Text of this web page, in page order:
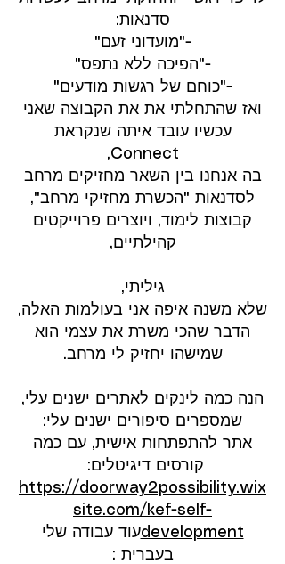
סדנאות:
-"מועדוני זעם"
-"הפיכה ללא נתפס"
-"כוחם של רגשות מודעים"
ואז שהתחלתי את את הקבוצה שאני
עכשיו עובד איתה שנקראת
Connect,
בה אנחנו בין השאר מחזיקים מרחב
לסדנאות "הכשרת מחזיקי מרחב",
קבוצות לימוד, ויוצרים פרוייקטים
קהילתיים,
גיליתי,
שלא משנה איפה אני בעולמות האלה,
הדבר שהכי משרת את עצמי הוא
שמישהו יחזיק לי מרחב.
הנה כמה לינקים לאתרים ישנים עלי,
שמספרים סיפורים ישנים עלי:
אתר להתפתחות אישית, עם כמה
קורסים דיגיטלים:
https://doorway2possibility.wix
site.com/kef-self-
developmentעוד עבודה שלי
בעברית :